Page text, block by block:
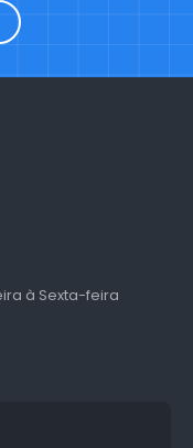
à Sexta-feira